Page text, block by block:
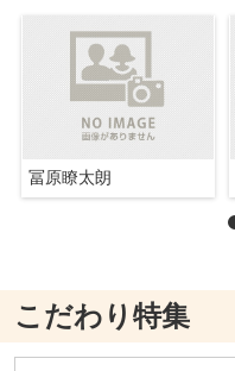
冨原瞭太朗
こだわり特集